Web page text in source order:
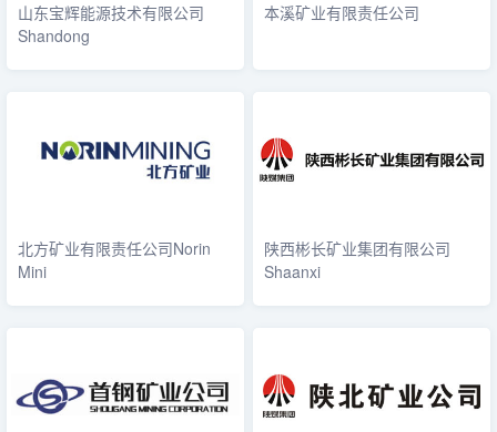
山东宝辉能源技术有限公司
Shandong
本溪矿业有限责任公司
北方矿业有限责任公司Norin
Mini
陕西彬长矿业集团有限公司
Shaanxi